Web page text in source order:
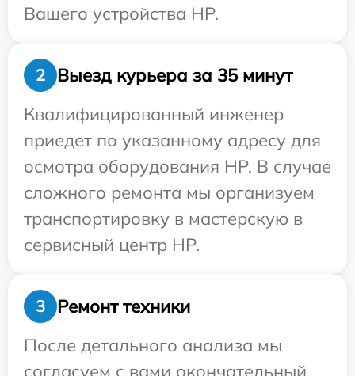
Вашего устройства HP.
2
Выезд курьера за 35 минут
Квалифицированный инженер
приедет по указанному адресу для
осмотра оборудования HP. В случае
сложного ремонта мы организуем
транспортировку в мастерскую в
сервисный центр HP.
3
Ремонт техники
После детального анализа мы
согласуем с вами окончательный